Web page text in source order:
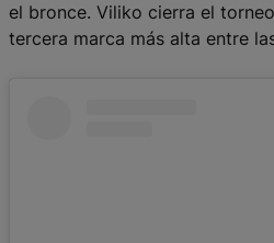
el bronce. Viliko cierra el
tercera marca más alta entre